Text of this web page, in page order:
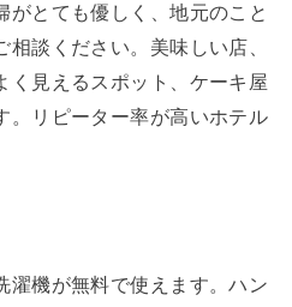
がとても優しく、地元のこと
談ください。美味しい店、
く見えるスポット、ケーキ屋
。リピーター率が高いホテル
濯機が無料で使えます。ハン